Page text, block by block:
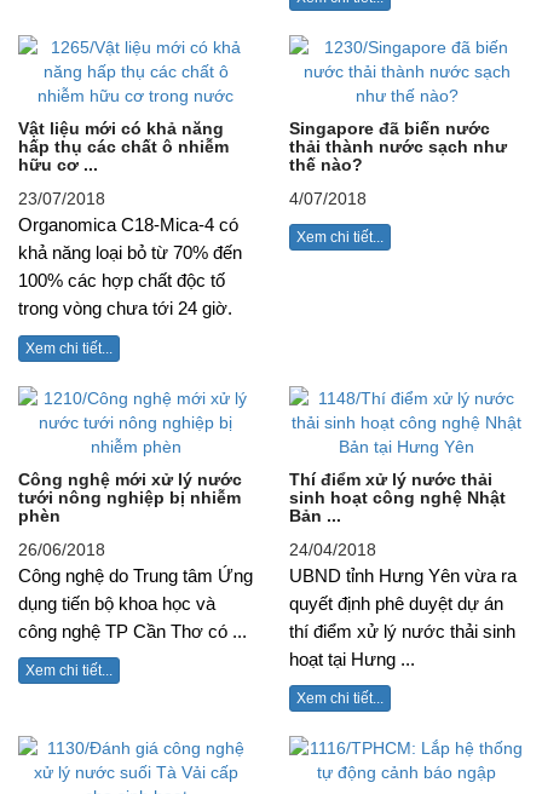
Vật liệu mới có khả năng
hấp thụ các chất ô nhiễm
hữu cơ ...
23/07/2018
Organomica C18-Mica-4 có
khả năng loại bỏ từ 70% đến
100% các hợp chất độc tố
trong vòng chưa tới 24 giờ.
Xem chi tiết...
Singapore đã biến nước
thải thành nước sạch như
thế nào?
4/07/2018
Xem chi tiết...
Công nghệ mới xử lý nước
tưới nông nghiệp bị nhiễm
phèn
26/06/2018
Công nghệ do Trung tâm Ứng
dụng tiến bộ khoa học và
công nghệ TP Cần Thơ có ...
Xem chi tiết...
Thí điểm xử lý nước thải
sinh hoạt công nghệ Nhật
Bản ...
24/04/2018
UBND tỉnh Hưng Yên vừa ra
quyết định phê duyệt dự án
thí điểm xử lý nước thải sinh
hoạt tại Hưng ...
Xem chi tiết...